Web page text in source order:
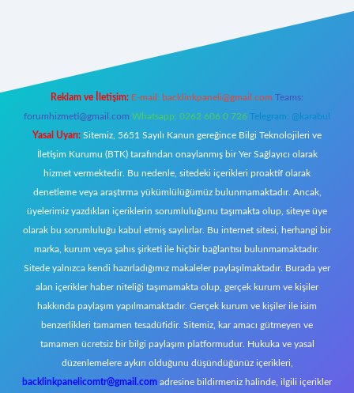
Reklam ve İletişim: E-mail: backlinkpaneli@gmail.com Teams:
forumhizmeti@gmail.com Whatsapp: 0262 606 0 726 Telegram: @karabul
Yasal Uyarı: Sitemiz, 5651 Sayılı Kanun gereğince Bilgi Teknolojileri ve
İletişim Kurumu (BTK) tarafından onaylanmış bir Yer Sağlayıcı olarak
hizmet vermektedir. Bu nedenle, sitedeki içerikleri proaktif olarak
denetleme veya araştırma yükümlülüğümüz bulunmamaktadır. Ancak,
üyelerimiz yazdıkları içeriklerin sorumluluğunu taşımakta olup, siteye üye
olarak bu sorumluluğu kabul etmiş sayılırlar. Bu internet sitesi, herhangi bir
marka, kurum veya şahıs şirketi ile hiçbir bağlantısı bulunmamaktadır.
Sitede yalnızca kendi hazırladığımız makaleler paylaşılmaktadır. Burada yer
alan içerikler haber niteliği taşımamakta olup, gerçek kurum ve kişiler
hakkında paylaşım yapılmamaktadır. Gerçek kurum ve kişiler ile isim
benzerlikleri tamamen tesadüfidir. Sitemiz, kar amacı gütmeyen ve
tamamen ücretsiz bir bilgi paylaşım platformudur. Hukuka ve yasal
düzenlemelere aykırı olduğunu düşündüğünüz içerikleri,
backlinkpanelicomtr@gmail.com adresine bildirmeniz halinde, ilgili içerikler